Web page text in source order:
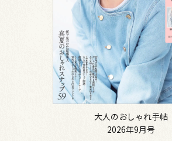
大人のおしゃれ手帖
2026年9月号